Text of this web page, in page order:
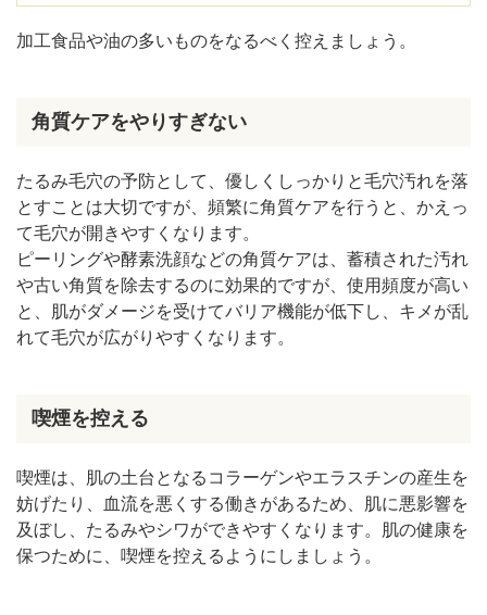
加工食品や油の多いものをなるべく控えましょう。
角質ケアをやりすぎない
たるみ毛穴の予防として、優しくしっかりと毛穴汚れを落
とすことは大切ですが、頻繁に角質ケアを行うと、かえっ
て毛穴が開きやすくなります。
ピーリングや酵素洗顔などの角質ケアは、蓄積された汚れ
や古い角質を除去するのに効果的ですが、使用頻度が高い
と、肌がダメージを受けてバリア機能が低下し、キメが乱
れて毛穴が広がりやすくなります。
喫煙を控える
喫煙は、肌の土台となるコラーゲンやエラスチンの産生を
妨げたり、血流を悪くする働きがあるため、肌に悪影響を
及ぼし、たるみやシワができやすくなります。肌の健康を
保つために、喫煙を控えるようにしましょう。